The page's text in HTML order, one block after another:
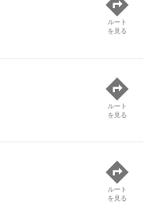
ルート
を見る
ルート
を見る
ルート
を見る